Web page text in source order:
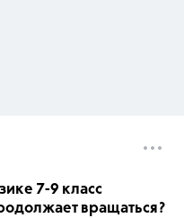
7-9 класс
вращаться?